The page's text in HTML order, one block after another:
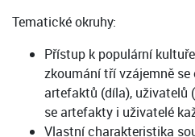
Tematické okruhy:
Přístup k populární
zkoumání tří vzájemně
artefaktů (díla), uživatelů
se artefakty i uživatelé
Vlastní charakteristika